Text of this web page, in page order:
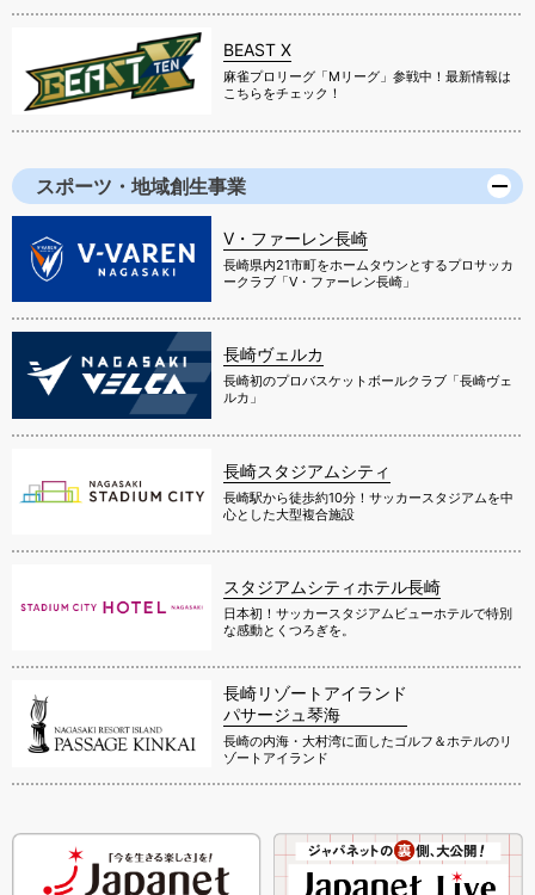
BEAST X
麻雀プロリーグ「Mリーグ」参戦中！最新情報は
こちらをチェック！
スポーツ・地域創生事業
V・ファーレン長崎
長崎県内21市町をホームタウンとするプロサッカ
ークラブ「V・ファーレン長崎」
長崎ヴェルカ
長崎初のプロバスケットボールクラブ「長崎ヴェ
ルカ」
長崎スタジアムシティ
長崎駅から徒歩約10分！サッカースタジアムを中
心とした大型複合施設
スタジアムシティホテル長崎
日本初！サッカースタジアムビューホテルで特別
な感動とくつろぎを。
長崎リゾートアイランド
パサージュ琴海
長崎の内海・大村湾に面したゴルフ＆ホテルのリ
ゾートアイランド